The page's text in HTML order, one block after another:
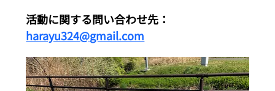
活動に関する問い合わせ先：
harayu324@gmail.com